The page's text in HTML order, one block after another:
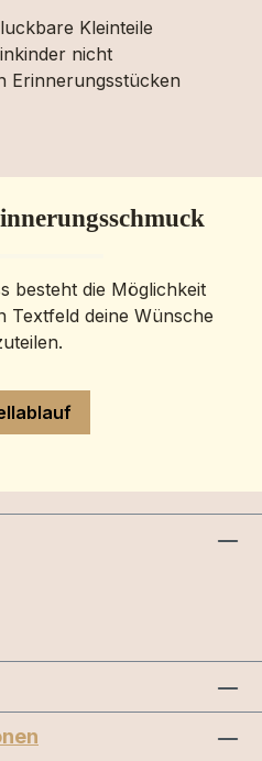
Kleinteile
nicht
Erinnerungsstücken
besteht die Möglichkeit
Textfeld deine Wünsche